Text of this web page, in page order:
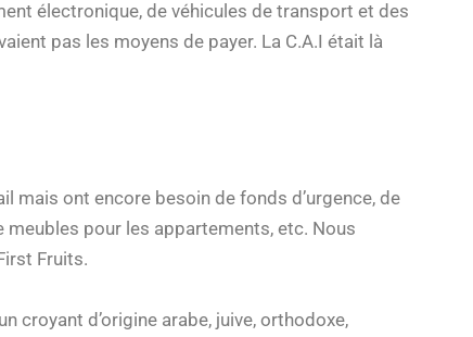
électronique, de véhicules de transport et des
pas les moyens de payer. La C.A.I était là
mais ont encore besoin de fonds d’urgence, de
meubles pour les appartements, etc. Nous
Fruits.
croyant d’origine arabe, juive, orthodoxe,